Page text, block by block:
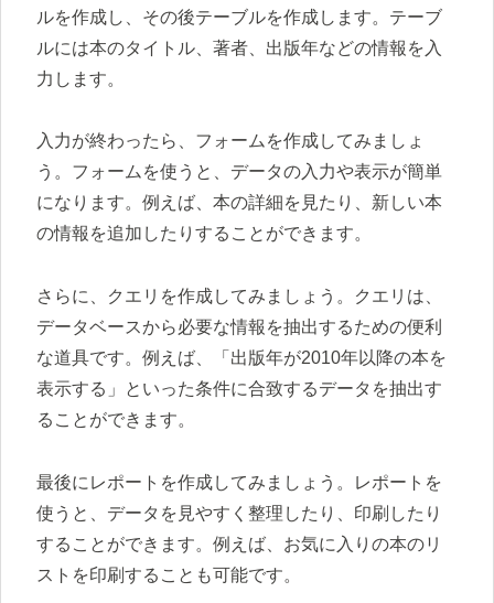
ルを作成し、その後テーブルを作成します。テーブ
ルには本のタイトル、著者、出版年などの情報を入
力します。
入力が終わったら、フォームを作成してみましょ
う。フォームを使うと、データの入力や表示が簡単
になります。例えば、本の詳細を見たり、新しい本
の情報を追加したりすることができます。
さらに、クエリを作成してみましょう。クエリは、
データベースから必要な情報を抽出するための便利
な道具です。例えば、「出版年が2010年以降の本を
表示する」といった条件に合致するデータを抽出す
ることができます。
最後にレポートを作成してみましょう。レポートを
使うと、データを見やすく整理したり、印刷したり
することができます。例えば、お気に入りの本のリ
ストを印刷することも可能です。